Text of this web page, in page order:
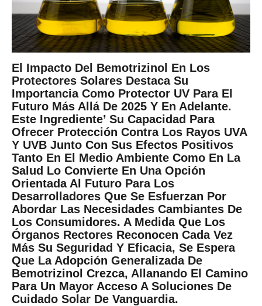
El Impacto Del Bemotrizinol En Los
Protectores Solares Destaca Su
Importancia Como Protector UV Para El
Futuro Más Allá De 2025 Y En Adelante.
Este Ingrediente’ Su Capacidad Para
Ofrecer Protección Contra Los Rayos UVA
Y UVB Junto Con Sus Efectos Positivos
Tanto En El Medio Ambiente Como En La
Salud Lo Convierte En Una Opción
Orientada Al Futuro Para Los
Desarrolladores Que Se Esfuerzan Por
Abordar Las Necesidades Cambiantes De
Los Consumidores. A Medida Que Los
Órganos Rectores Reconocen Cada Vez
Más Su Seguridad Y Eficacia, Se Espera
Que La Adopción Generalizada De
Bemotrizinol Crezca, Allanando El Camino
Para Un Mayor Acceso A Soluciones De
Cuidado Solar De Vanguardia.